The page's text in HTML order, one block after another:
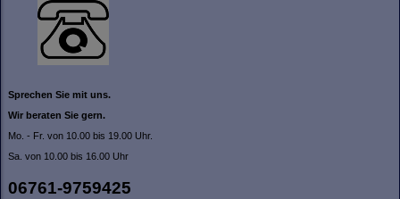
Sprechen Sie mit uns.
Wir beraten Sie gern.
Mo. - Fr. von 10.00 bis 19.00 Uhr.
Sa. von 10.00 bis 16.00 Uhr
06761-9759425